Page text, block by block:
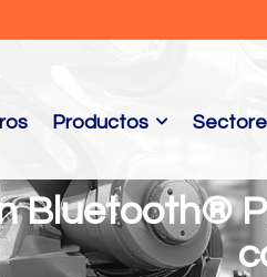
Productos
Bluetooth®